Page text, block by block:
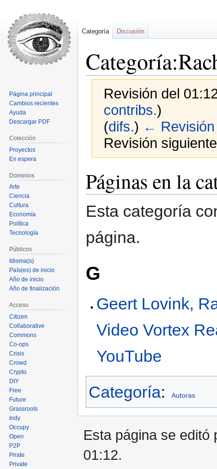
Revisión del
contribs.)
(difs.) ← Revisión
Revisión
Páginas en la
Esta categoría
página.
G
Geert Lovink,
Video Vortex
YouTube
Categoría: Autoras
Categoría Discusión
Página principal
Cambios recientes
Ayuda
Descargar PDF
Colección
Proyectos
En espera
Dominios
Arte
Ciencia
Cultura
Economía
Política
Tecnología
Públicos
Idioma(s)
País(es) de inicio
Año de inicio
Año de finalización
Acceso
Citizen
Collaborative
Commons
Co-ops
Crisis
Crowd
Crypto
DIY
Free
Future
Grassroots
Indy
Occupy
Open
P2P
Pirate
Private
Esta página se editó
01:12.